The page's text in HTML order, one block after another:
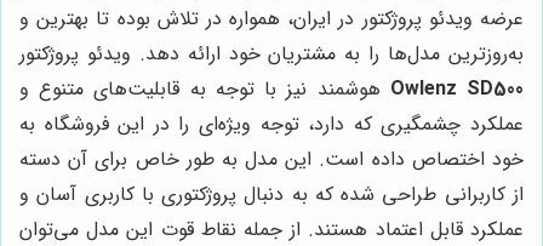
عرضه ویدئو پروژکتور در ایران، همواره در تلاش بوده تا بهترین و
به‌روزترین مدل‌ها را به مشتریان خود ارائه دهد. ویدئو پروژکتور
Owlenz SD500 هوشمند نیز با توجه به قابلیت‌های متنوع و
عملکرد چشمگیری که دارد، توجه ویژه‌ای را در این فروشگاه به
خود اختصاص داده است. این مدل به طور خاص برای آن دسته
از کاربرانی طراحی شده که به دنبال پروژکتوری با کاربری آسان و
عملکرد قابل اعتماد هستند. از جمله نقاط قوت این مدل می‌توان